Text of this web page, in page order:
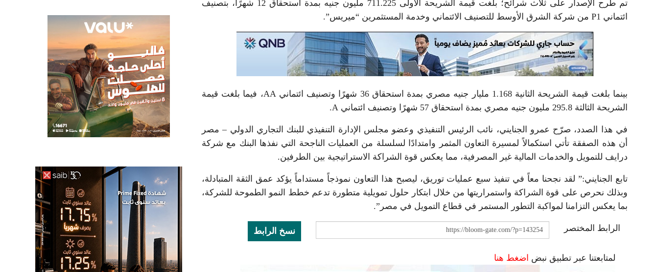
تم طرح الإصدار على ثلاث شرائح؛ بلغت قيمة الشريحة الأولى 711.225 مليون جنيه بمدة استحقاق 12 شهرًا، بتصنيف
ائتماني P1 من شركة الشرق الأوسط للتصنيف الائتماني وخدمة المستثمرين “ميريس”.
بينما بلغت قيمة الشريحة الثانية 1.168 مليار جنيه مصري بمدة استحقاق 36 شهرًا وتصنيف ائتماني AA، فيما بلغت قيمة
الشريحة الثالثة 295.8 مليون جنيه مصري بمدة استحقاق 57 شهرًا وتصنيف ائتماني A.
في هذا الصدد، صرّح عمرو الجنايني، نائب الرئيس التنفيذي وعضو مجلس الإدارة التنفيذي للبنك التجاري الدولي – مصر
أن هذه الصفقة تأتي استكمالاً لمسيرة التعاون المثمر وامتدادًا لسلسلة من العمليات الناجحة التي نفذها البنك مع شركة
درايف للتمويل والخدمات المالية غير المصرفية، مما يعكس قوة الشراكة الاستراتيجية بين الطرفين.
تابع الجنايني:” لقد نجحنا معاً في تنفيذ سبع عمليات توريق، ليصبح هذا التعاون نموذجاً مستداماً يؤكد عمق الثقة المتبادلة،
وبذلك نحرص على قوة الشراكة واستمراريتها من خلال ابتكار حلول تمويلية متطورة تدعم خطط النمو الطموحة للشركة،
بما يعكس التزامنا لمواكبة التطور المستمر في قطاع التمويل في مصر”.
الرابط المختصر نسخ الرابط
لمتابعتنا عبر تطبيق نبض اضغط هنا